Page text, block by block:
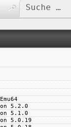
Type 2 or
5.2.0
5.1.0
5.0.19